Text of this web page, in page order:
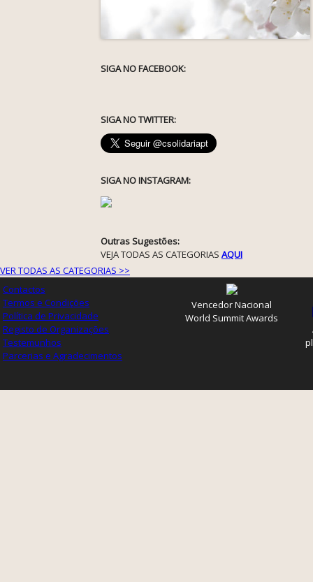
SIGA NO FACEBOOK:
SIGA NO TWITTER:
SIGA NO INSTAGRAM:
Outras Sugestões:
VEJA TODAS AS CATEGORIAS AQUI
VER TODAS AS CATEGORIAS >>
Contactos
Termos e Condições
Política de Privacidade
Registo de Organizações
Testemunhos
Parcerias e Agradecimentos
Vencedor Nacional
World Summit Awards